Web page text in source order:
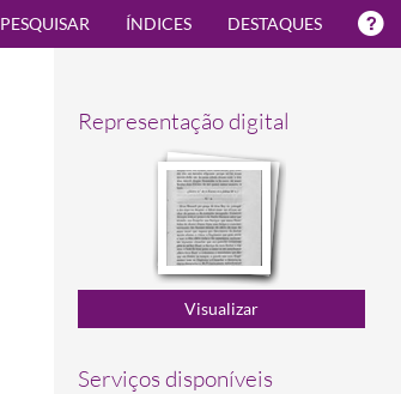
PESQUISAR ÍNDICES DESTAQUES
Representação digital
Serviços disponíveis